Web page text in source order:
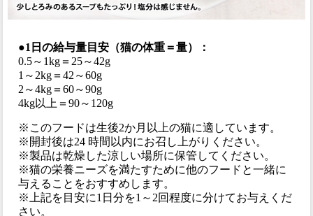
●1日の給与量目安（猫の体重＝量）：
0.5～1kg＝25～42g
1～2kg＝42～60g
2～4kg＝60～90g
4kg以上＝90～120g
※このフードは生後2か月以上の猫に適しています。
※開封後は24 時間以内にお召し上がりください。
※製品は乾燥した涼しい場所に保管してください。
※猫の栄養ニーズを満たすために他のフードと一緒に
与えることをおすすめします。
※上記を目安に1日分を1～2回程度に分けてお与えくだ
さい。